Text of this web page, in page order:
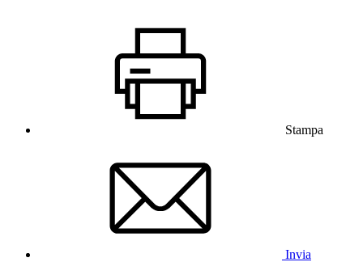
Stampa
Invia